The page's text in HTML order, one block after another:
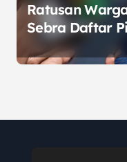
Ratusan
Sebra Daftar
Jaya, Serukan